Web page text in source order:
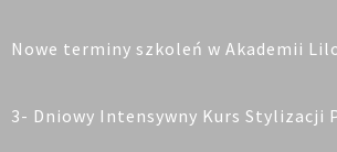
Nowe terminy szkoleń w Akademii
3- Dniowy Intensywny Kurs Stylizacji